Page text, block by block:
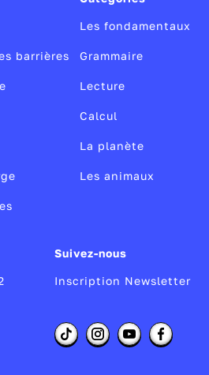
à l'école élémentaire.
barrières
Les fondamentaux
Grammaire
Lecture
Calcul
La planète
Les animaux
Suivez-nous
Inscription Newsletter